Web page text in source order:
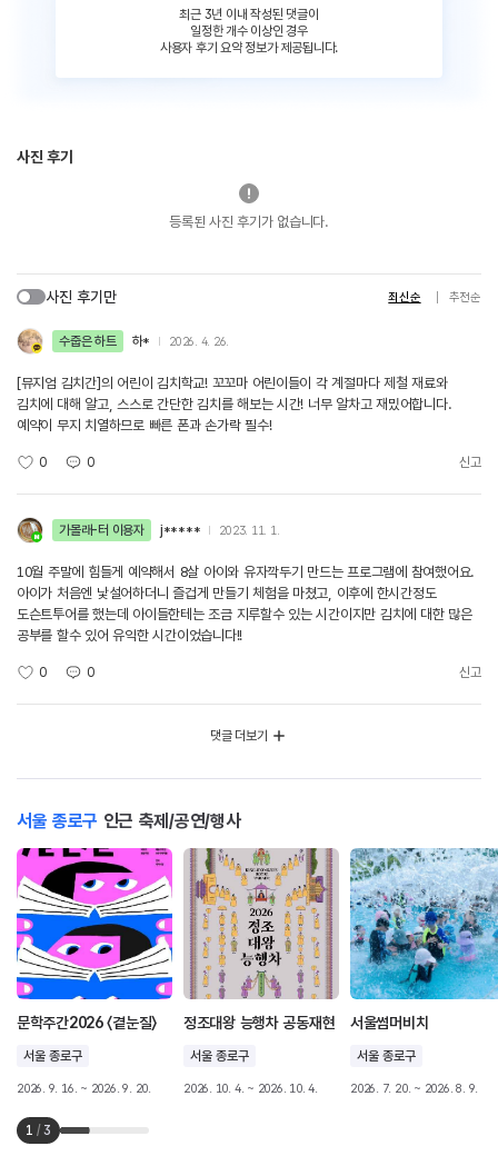
최근 3년 이내 작성된 댓글이
일정한 개수 이상인 경우
사용자 후기 요약 정보가 제공됩니다.
사진 후기
등록된 사진 후기가 없습니다.
사진 후기만 최신순 추천순
수줍은 하트 하* 2026. 4. 26.
[뮤지엄 김치간]의 어린이 김치학교! 꼬꼬마 어린이들이 각 계절마다 제철 재료와
김치에 대해 알고, 스스로 간단한 김치를 해보는 시간! 너무 알차고 재밌어합니다.
예약이 무지 치열하므로 빠른 폰과 손가락 필수!
0 0 신고
가볼래-터 이용자 j***** 2023. 11. 1.
10월 주말에 힘들게 예약해서 8살 아이와 유자깍두기 만드는 프로그램에 참여했어요.
아이가 처음엔 낯설어하더니 즐겁게 만들기 체험을 마쳤고, 이후에 한시간정도
도슨트투어를 했는데 아이들한테는 조금 지루할수 있는 시간이지만 김치에 대한 많은
공부를 할수 있어 유익한 시간이었습니다!!
0 0 신고
댓글 더보기
서울 종로구 인근 축제/공연/행사
문학주간2026 〈곁눈질〉
서울 종로구
2026. 9. 16. ~ 2026. 9. 20.
정조대왕 능행차 공동재현
서울 종로구
2026. 10. 4. ~ 2026. 10. 4.
서울썸머비치
서울 종로구
2026. 7. 20. ~ 2026. 8. 9.
1 / 3